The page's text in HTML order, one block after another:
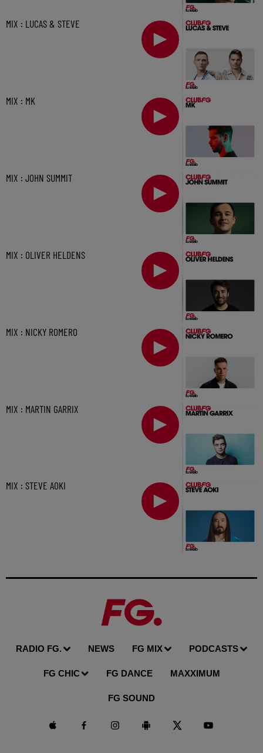
MIX : LUCAS & STEVE
MIX : MK
MIX : JOHN SUMMIT
MIX : OLIVER HELDENS
MIX : NICKY ROMERO
MIX : MARTIN GARRIX
MIX : STEVE AOKI
RADIO FG. NEWS FG MIX PODCASTS
FG CHIC FG DANCE MAXXIMUM
FG SOUND